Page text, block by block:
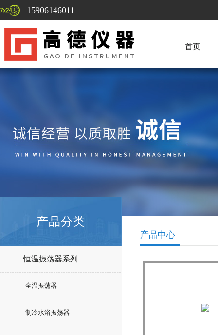
15906146011
首页
产品分类
+ 恒温振荡器系列
- 全温振荡器
- 制冷水浴振荡器
产品中心